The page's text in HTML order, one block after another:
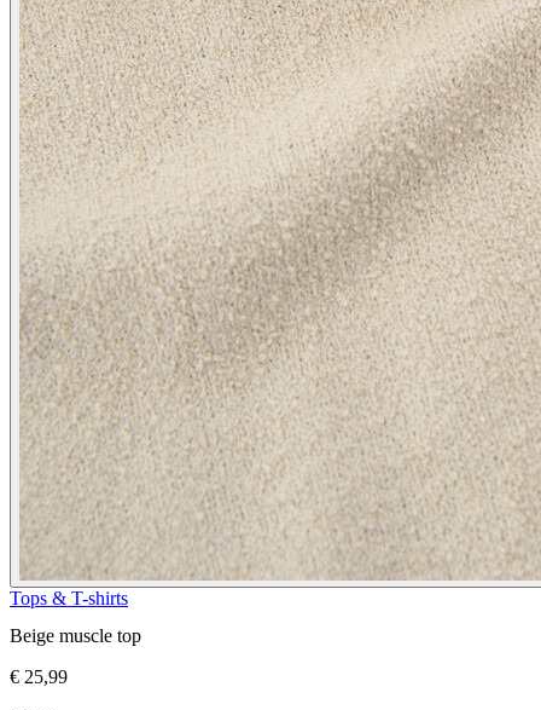
Tops & T-shirts
Beige muscle top
€ 25,99